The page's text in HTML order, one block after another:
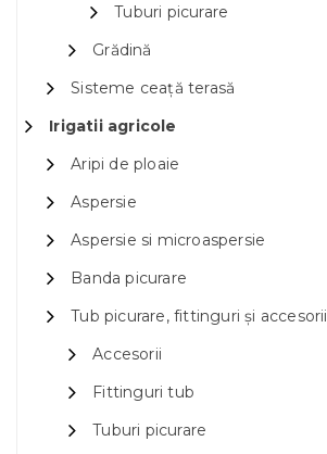
Tuburi picurare
Grădină
Sisteme ceață terasă
Irigatii agricole
Aripi de ploaie
Aspersie
Aspersie si microaspersie
Banda picurare
Tub picurare, fittinguri și accesorii
Accesorii
Fittinguri tub
Tuburi picurare